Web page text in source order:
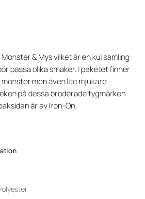
& Mys vilket är en kul samling
passa olika smaker. I paketet finner
monster men även lite mjukare
på dessa broderade tygmärken
är av Iron-On.